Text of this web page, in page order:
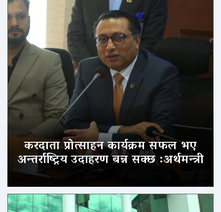
करदाता प्रोत्साहन कार्यक्रम सफल भए
अन्तर्राष्ट्रिय उदाहरण बन्न सक्छ :अर्थमन्त्री